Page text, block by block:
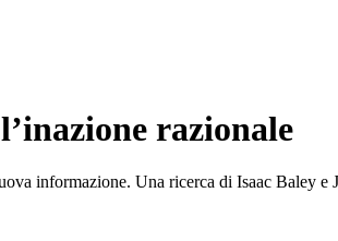
razionale
informazione. Una ricerca di Isaac Baley